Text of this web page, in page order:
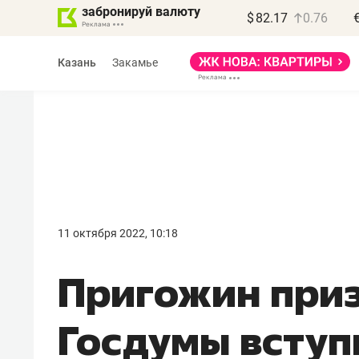
забронируй валюту $ 82.17 0.76
Казань Закамье
11 октября 2022, 10:18
Пригожин
Госдумы
правил, бизнес может
потерять минимум